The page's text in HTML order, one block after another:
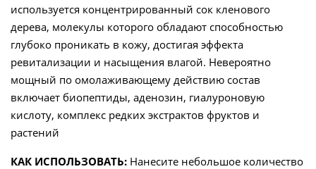
используется концентрированный сок кленового
дерева, молекулы которого обладают способностью
глубоко проникать в кожу, достигая эффекта
ревитализации и насыщения влагой. Невероятно
мощный по омолаживающему действию состав
включает биопептиды, аденозин, гиалуроновую
кислоту, комплекс редких экстрактов фруктов и
растений
КАК ИСПОЛЬЗОВАТЬ: Нанесите небольшое количество